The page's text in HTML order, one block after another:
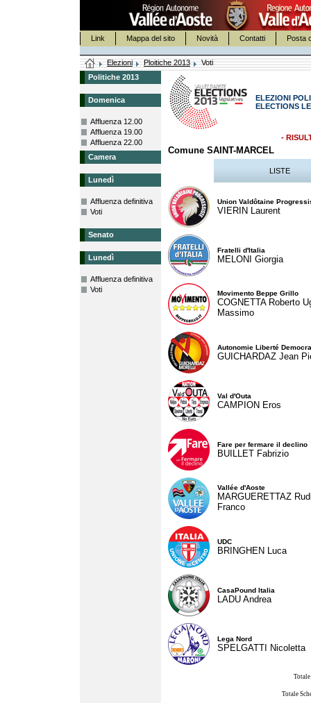
Link Mappa del sito Novità Contatti Posta
Elezioni Ploitiche 2013
Voti
Politiche 2013
Domenica
Affluenza 12.00
Affluenza 19.00
Affluenza 22.00
Camera
Lunedì
Affluenza definitiva
Voti
Senato
Lunedì
Affluenza definitiva
Voti
ELEZIONI
ELECTIONS
-
Comune SAINT-MARCEL
LISTE
Union Valdôtaine
VIERIN Laurent
Fratelli d'Italia
MELONI Giorgia
Movimento Beppe Grillo
COGNETTA Roberto
Massimo
Autonomie Liberté
GUICHARDAZ Jean
Val d'Outa
CAMPION Eros
Fare per fermare il declino
BUILLET Fabrizio
Vallée d'Aoste
MARGUERETTAZ
Franco
UDC
BRINGHEN Luca
CasaPound Italia
LADU Andrea
Lega Nord
SPELGATTI Nicoletta
Totale